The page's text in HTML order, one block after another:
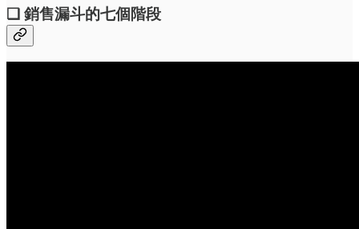
❏ 銷售漏斗的七個階段